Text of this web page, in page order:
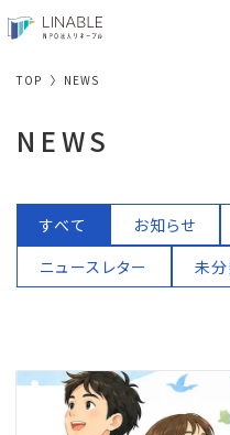
TOP NEWS
NEWS
すべて お知らせ
ニュースレター
未